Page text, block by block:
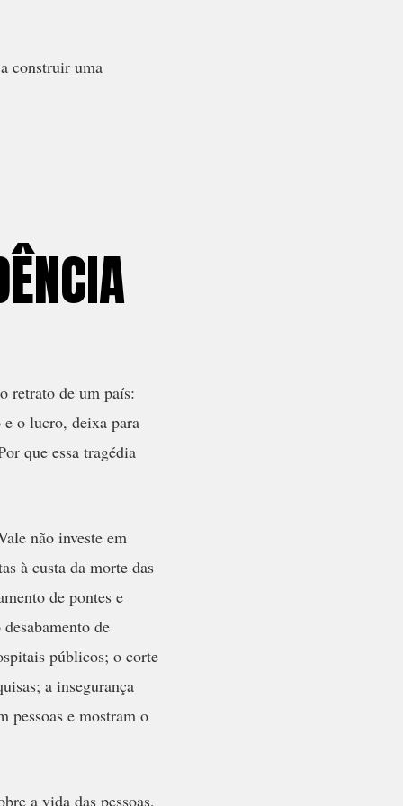
construir uma
retrato de um país:
o lucro, deixa para
que essa tragédia
não investe em
à custa da morte das
de pontes e
de
públicos; o corte
a insegurança
pessoas e mostram o
a vida das pessoas,